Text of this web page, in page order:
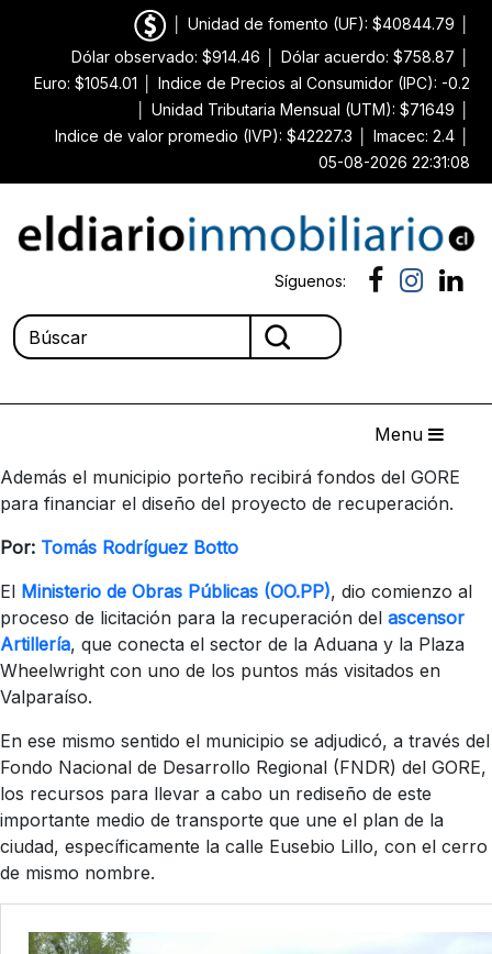
Unidad de fomento (UF): $40844.79
Dólar observado: $914.46
Dólar acuerdo: $758.87
Euro: $1054.01
Indice de Precios al Consumidor (IPC): -0.2
Unidad Tributaria Mensual (UTM): $71649
Indice de valor promedio (IVP): $42227.3
Imacec: 2.4
05-08-2026 22:31:08
Síguenos:
Menu
Además el municipio porteño recibirá fondos del GORE
para financiar el diseño del proyecto de recuperación.
Por: Tomás Rodríguez Botto
El Ministerio de Obras Públicas (OO.PP), dio comienzo al
proceso de licitación para la recuperación del ascensor
Artillería, que conecta el sector de la Aduana y la Plaza
Wheelwright con uno de los puntos más visitados en
Valparaíso.
En ese mismo sentido el municipio se adjudicó, a través del
Fondo Nacional de Desarrollo Regional (FNDR) del GORE,
los recursos para llevar a cabo un rediseño de este
importante medio de transporte que une el plan de la
ciudad, específicamente la calle Eusebio Lillo, con el cerro
de mismo nombre.